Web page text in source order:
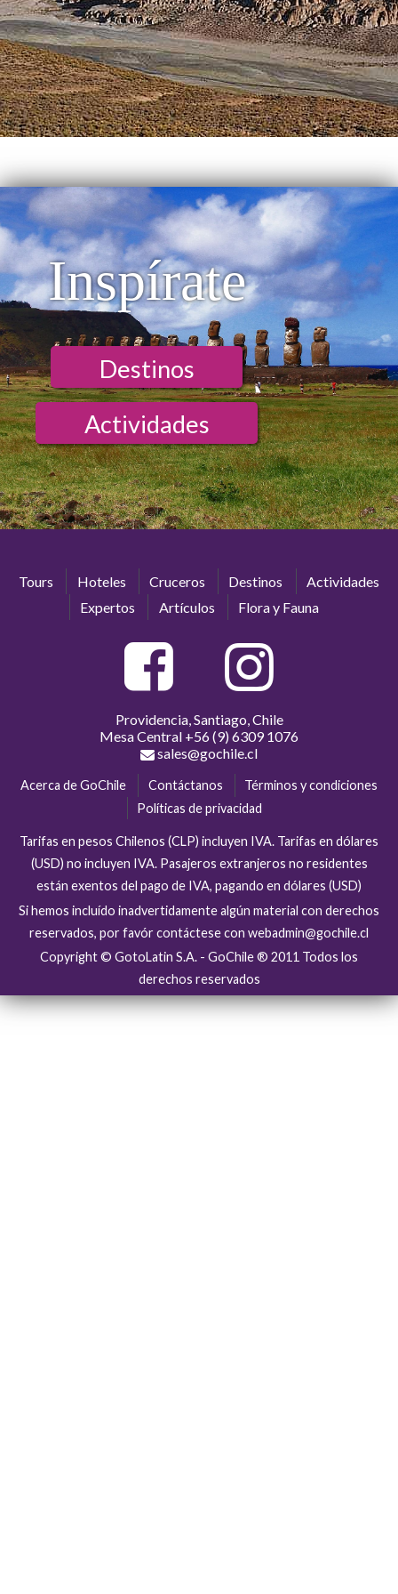
Inspírate
Destinos
Actividades
Tours Hoteles Cruceros Destinos
Actividades
Expertos
Artículos Flora y Fauna
Providencia, Santiago, Chile
Mesa Central +56 (9) 6309 1076
sales@gochile.cl
Acerca de GoChile Contáctanos
Términos y condiciones
Políticas de privacidad
Tarifas en pesos Chilenos (CLP) incluyen IVA. Tarifas en dólares
(USD) no incluyen IVA. Pasajeros extranjeros no residentes
están exentos del pago de IVA, pagando en dólares (USD)
Si hemos incluído inadvertidamente algún material con derechos
reservados, por favór contáctese con webadmin@gochile.cl
Copyright © GotoLatin S.A. - GoChile ® 2011 Todos los
derechos reservados